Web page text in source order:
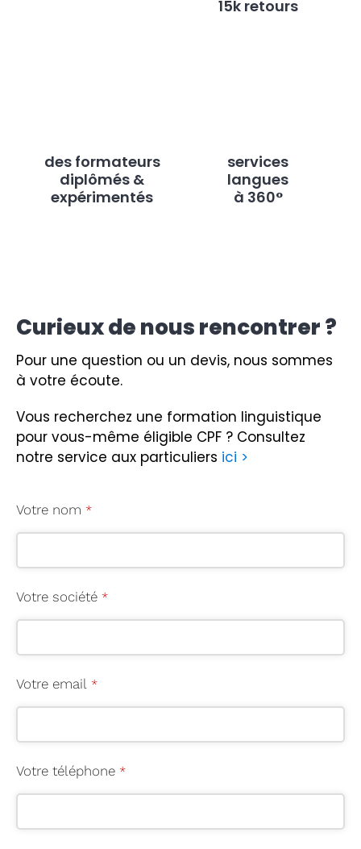
15k retours
des formateurs
diplômés &
expérimentés
services
langues
à 360°
Curieux de nous rencontrer ?
Pour une question ou un devis, nous sommes
à votre écoute.
Vous recherchez une formation linguistique
pour vous-même éligible CPF ? Consultez
notre service aux particuliers ici >
Votre nom *
Votre société *
C
o
a
ct
ai
Votre email *
Votre téléphone *